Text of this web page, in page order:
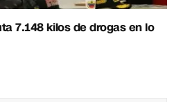
7.148 kilos de drogas en lo